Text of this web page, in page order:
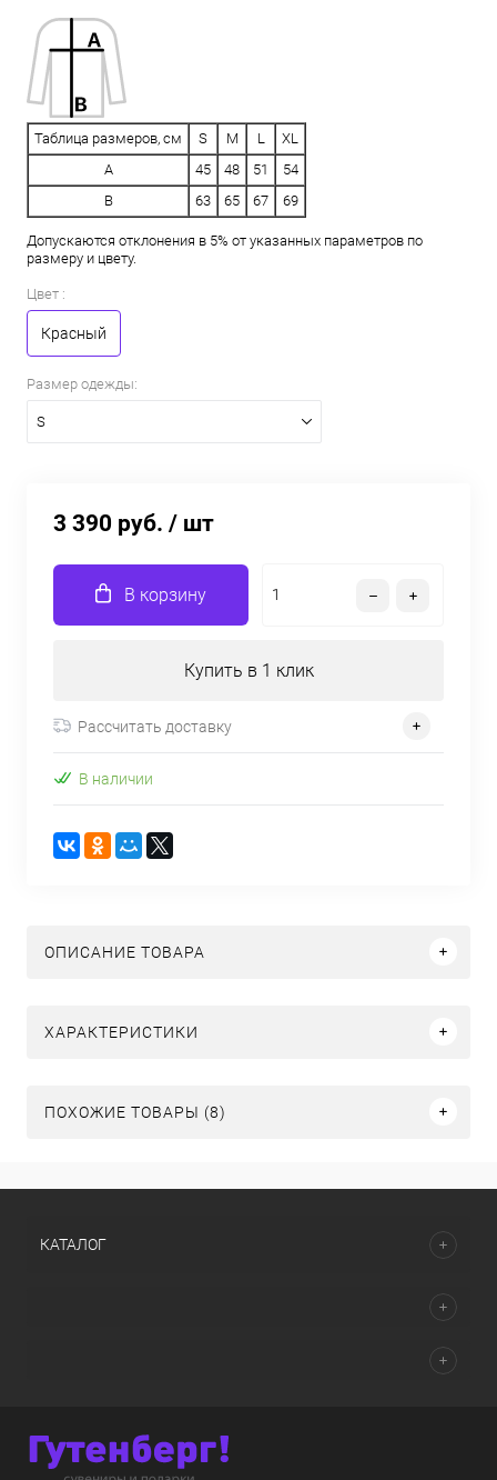
Таблица размеров, см S M L
XL
A
45 48 51
54
B
63 65 67 69
Допускаются отклонения в 5% от указанных параметров по
размеру и цвету.
Цвет :
Красный
Размер одежды:
S
3 390 руб. / шт
В корзину
Купить в 1 клик
Рассчитать доставку
В наличии
ОПИСАНИЕ ТОВАРА
ХАРАКТЕРИСТИКИ
ПОХОЖИЕ ТОВАРЫ (8)
КАТАЛОГ